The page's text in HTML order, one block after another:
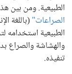
الطبيعية. ومن بين
الصراعات"(باللغة
الطبيعية استخدامه
والهشاشة والصراع
تنفيذه.